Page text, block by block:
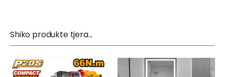
Shiko produkte tjera...